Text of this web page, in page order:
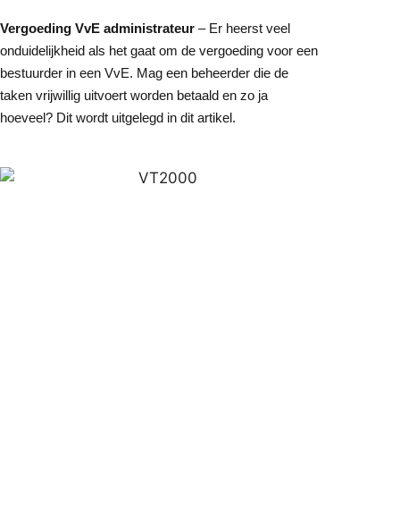
Vergoeding VvE administrateur – Er heerst veel
onduidelijkheid als het gaat om de vergoeding voor een
bestuurder in een VvE. Mag een beheerder die de
taken vrijwillig uitvoert worden betaald en zo ja
hoeveel? Dit wordt uitgelegd in dit artikel.